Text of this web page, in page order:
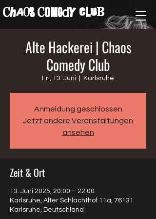
ChAos COMedY cLuB
Alte Hackerei | Chaos
Comedy Club
Fr., 13. Juni Karlsruhe
Anmeldung geschlossen
Jetzt andere Veranstaltungen
ansehen
Zeit & Ort
13. Juni 2025, 20:00 – 22:00
Karlsruhe, Alter Schlachthof 11a, 76131
Karlsruhe, Deutschland